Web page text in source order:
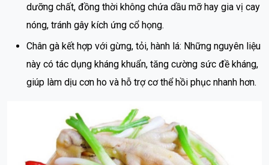
dưỡng chất, đồng thời không chứa dầu mỡ hay gia vị cay
nóng, tránh gây kích ứng cổ họng.
Chân gà kết hợp với gừng, tỏi, hành lá: Những nguyên liệu
này có tác dụng kháng khuẩn, tăng cường sức đề kháng,
giúp làm dịu cơn ho và hỗ trợ cơ thể hồi phục nhanh hơn.